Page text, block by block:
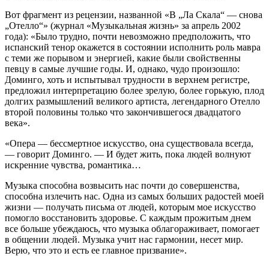
Вот фрагмент из рецензии, названной «В „Ла Скала“ — снова
„Отелло“» (журнал «Музыкальная жизнь» за апрель 2002
года): «Было трудно, почти невозможно предположить, что
испанский тенор окажется в состоянии исполнить роль мавра
с теми же порывом и энергией, какие были свойственны
певцу в самые лучшие годы. И, однако, чудо произошло:
Доминго, хоть и испытывал трудности в верхнем регистре,
предложил интерпретацию более зрелую, более горькую, плод
долгих размышлений великого артиста, легендарного Отелло
второй половины только что закончившегося двадцатого
века».
«Опера — бессмертное искусство, она существовала всегда,
— говорит Доминго. — И будет жить, пока людей волнуют
искренние чувства, романтика…
Музыка способна возвысить нас почти до совершенства,
способна излечить нас. Одна из самых больших радостей моей
жизни — получать письма от людей, которым мое искусство
помогло восстановить здоровье. С каждым прожитым днем
все больше убеждаюсь, что музыка облагораживает, помогает
в общении людей. Музыка учит нас гармонии, несет мир.
Верю, что это и есть ее главное призвание».